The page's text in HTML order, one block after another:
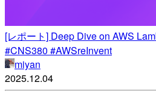
[レポート] Deep Dive on AWS
#CNS380 #AWSreInvent
miyan
2025.12.04